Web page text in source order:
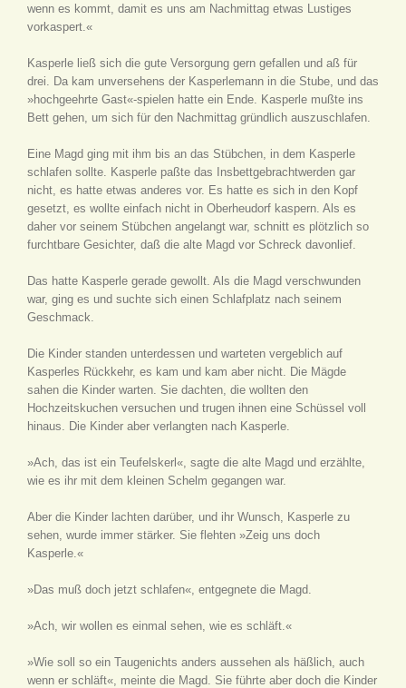
wenn es kommt, damit es uns am Nachmittag etwas Lustiges
vorkaspert.«
Kasperle ließ sich die gute Versorgung gern gefallen und aß für
drei. Da kam unversehens der Kasperlemann in die Stube, und das
»hochgeehrte Gast«-spielen hatte ein Ende. Kasperle mußte ins
Bett gehen, um sich für den Nachmittag gründlich auszuschlafen.
Eine Magd ging mit ihm bis an das Stübchen, in dem Kasperle
schlafen sollte. Kasperle paßte das Insbettgebrachtwerden gar
nicht, es hatte etwas anderes vor. Es hatte es sich in den Kopf
gesetzt, es wollte einfach nicht in Oberheudorf kaspern. Als es
daher vor seinem Stübchen angelangt war, schnitt es plötzlich so
furchtbare Gesichter, daß die alte Magd vor Schreck davonlief.
Das hatte Kasperle gerade gewollt. Als die Magd verschwunden
war, ging es und suchte sich einen Schlafplatz nach seinem
Geschmack.
Die Kinder standen unterdessen und warteten vergeblich auf
Kasperles Rückkehr, es kam und kam aber nicht. Die Mägde
sahen die Kinder warten. Sie dachten, die wollten den
Hochzeitskuchen versuchen und trugen ihnen eine Schüssel voll
hinaus. Die Kinder aber verlangten nach Kasperle.
»Ach, das ist ein Teufelskerl«, sagte die alte Magd und erzählte,
wie es ihr mit dem kleinen Schelm gegangen war.
Aber die Kinder lachten darüber, und ihr Wunsch, Kasperle zu
sehen, wurde immer stärker. Sie flehten »Zeig uns doch
Kasperle.«
»Das muß doch jetzt schlafen«, entgegnete die Magd.
»Ach, wir wollen es einmal sehen, wie es schläft.«
»Wie soll so ein Taugenichts anders aussehen als häßlich, auch
wenn er schläft«, meinte die Magd. Sie führte aber doch die Kinder